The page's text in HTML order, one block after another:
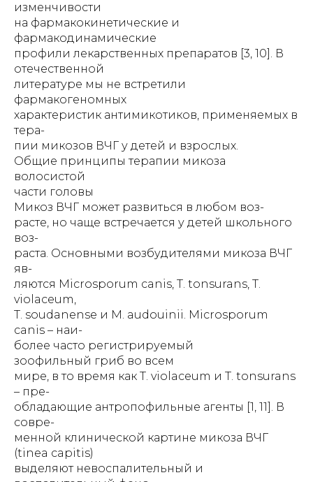
изменчивости
на фармакокинетические и
фармакодинамические
профили лекарственных препаратов [3, 10]. В
отечественной
литературе мы не встретили
фармакогеномных
характеристик антимикотиков, применяемых в
тера-
пии микозов ВЧГ у детей и взрослых.
Общие принципы терапии микоза
волосистой
части головы
Микоз ВЧГ может развиться в любом воз-
расте, но чаще встречается у детей школьного
воз-
раста. Основными возбудителями микоза ВЧГ
яв-
ляются Microsporum canis, T. tonsurans, T.
violaceum,
T. soudanense и M. audouinii. Microsporum
canis – наи-
более часто регистрируемый
зоофильный гриб во всем
мире, в то время как T. violaceum и T. tonsurans
– пре-
обладающие антропофильные агенты [1, 11]. В
совре-
менной клинической картине микоза ВЧГ
(tinea capitis)
выделяют невоспалительный и